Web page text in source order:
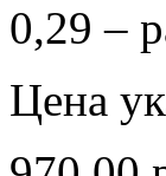
0,29 –
Цена